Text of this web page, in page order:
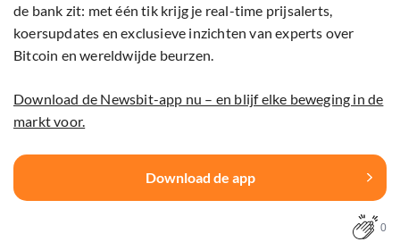
de bank zit: met één tik krijg je real-time prijsalerts,
koersupdates en exclusieve inzichten van experts over
Bitcoin en wereldwijde beurzen.
Download de Newsbit-app nu – en blijf elke beweging in de
markt voor.
Download de app
0